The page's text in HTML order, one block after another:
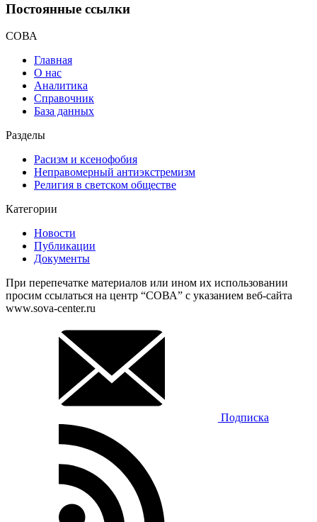
Постоянные ссылки
СОВА
Главная
О нас
Аналитика
Справочник
База данных
Разделы
Расизм и ксенофобия
Неправомерный антиэкстремизм
Религия в светском обществе
Категории
Новости
Публикации
Документы
При перепечатке материалов или ином их использовании
просим ссылаться на центр “СОВА” с указанием веб-сайта
www.sova-center.ru
Подписка